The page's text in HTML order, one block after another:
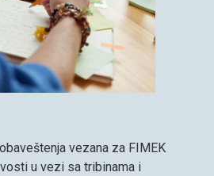
vezana za FIMEK
u vezi sa tribinama i